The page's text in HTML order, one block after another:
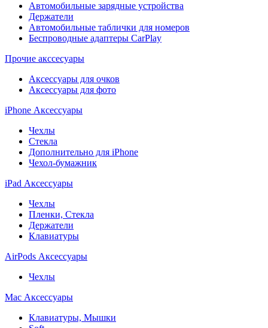
Автомобильные зарядные устройства
Держатели
Автомобильные таблички для номеров
Беспроводные адаптеры CarPlay
Прочие акссесуары
Аксессуары для очков
Аксессуары для фото
iPhone Аксессуары
Чехлы
Стекла
Дополнительно для iPhone
Чехол-бумажник
iPad Аксессуары
Чехлы
Пленки, Стекла
Держатели
Клавиатуры
AirPods Аксессуары
Чехлы
Mac Аксессуары
Клавиатуры, Мышки